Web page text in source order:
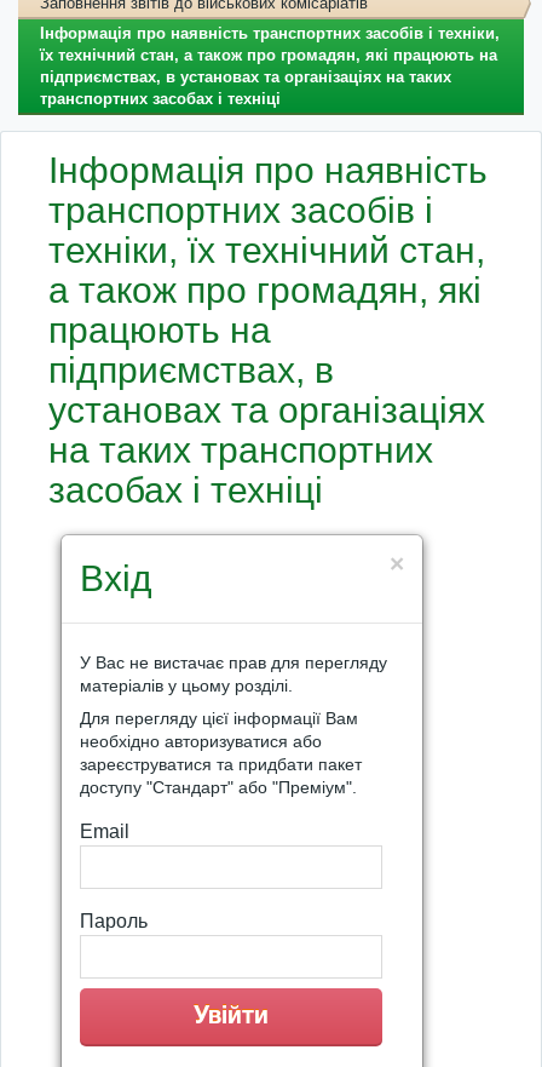
Інформація про наявність транспортних засобів i техніки,
їх технічний стан, а також про громадян, які працюють на
підприємствах, в установах та організаціях на таких
транспортних засобах i техніці
Інформація про наявність
транспортних засобів i
техніки, їх технічний стан,
а також про громадян, які
працюють на
підприємствах, в
установах та організаціях
на таких транспортних
засобах i техніці
×
Вхід
У Вас не вистачає прав для перегляду
матеріалів у цьому розділі.
Для перегляду цієї інформації Вам
необхідно авторизуватися або
зареєструватися та придбати пакет
доступу "Стандарт" або "Преміум".
Email
Пароль